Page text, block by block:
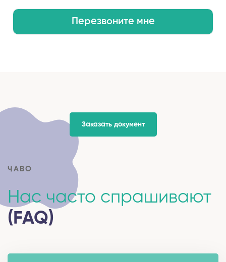
Перезвоните мне
Заказать документ
ЧАВО
Нас часто спрашивают
(FAQ)